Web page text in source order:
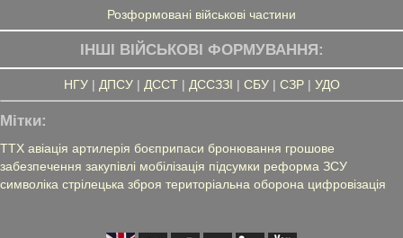
Розформовані військові частини
ІНШІ ВІЙСЬКОВІ ФОРМУВАННЯ:
НГУ| ДПСУ| ДССТ| ДССЗЗІ | СБУ| СЗР| УДО
Мітки:
ТТХ авіація артилерія боєприпаси бронювання грошове
забезпечення закупівлі мобілізація підсумки реформа ЗСУ
символіка стрілецька зброя територіальна оборона цифровізація